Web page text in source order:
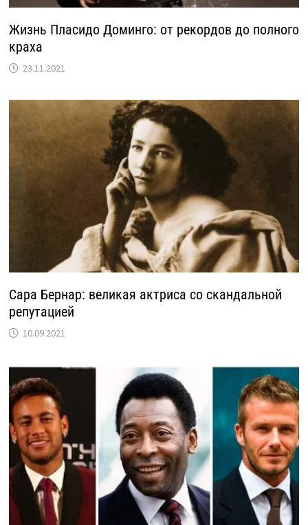
Жизнь Пласидо Доминго: от рекордов до полного
краха
23.11.2021
Сара Бернар: великая актриса со скандальной
репутацией
10.09.2021